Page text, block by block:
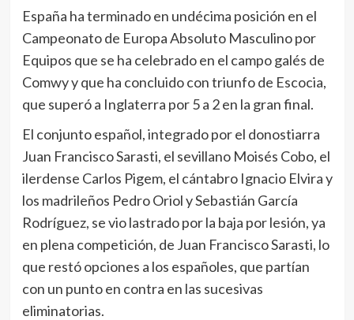
España ha terminado en undécima posición en el
Campeonato de Europa Absoluto Masculino por
Equipos que se ha celebrado en el campo galés de
Comwy y que ha concluido con triunfo de Escocia,
que superó a Inglaterra por 5 a 2 en la gran final.
El conjunto español, integrado por el donostiarra
Juan Francisco Sarasti, el sevillano Moisés Cobo, el
ilerdense Carlos Pigem, el cántabro Ignacio Elvira y
los madrileños Pedro Oriol y Sebastián García
Rodríguez, se vio lastrado por la baja por lesión, ya
en plena competición, de Juan Francisco Sarasti, lo
que restó opciones a los españoles, que partían
con un punto en contra en las sucesivas
eliminatorias.